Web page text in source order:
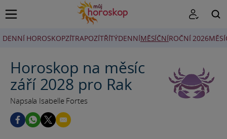
DENNÍ HOROSKOPZÍTRAPOZÍTŘÍTÝDENNÍMĚSÍČNÍROČNÍ 2026
Horoskop na měsíc
září 2028 pro Rak
Napsala Isabelle Fortes